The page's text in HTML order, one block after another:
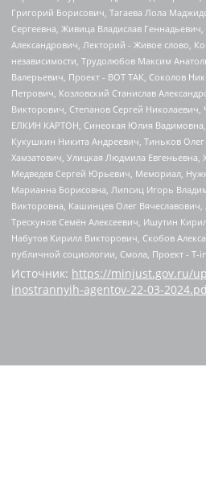
Источник: https://minjust.gov.ru/
inostrannyih-agentov-22-03-